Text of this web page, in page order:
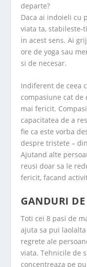
departe?
Daca ai indoieli cu
viata ta, stabileste-
in acest sens. Ai
ore de yoga sau
si de necesar.
Indiferent de ceea
compasiune cat de
mai fericit.
capacitatea de a
fie ca este vorba
despre tristete –
Ajutand alte
reusi doar sa le
fericit, facand
GANDURI
Toti cei 8 pasi de
ajuta sa pui
regrete ale
viata. Tehnicile de
concentreaza pe